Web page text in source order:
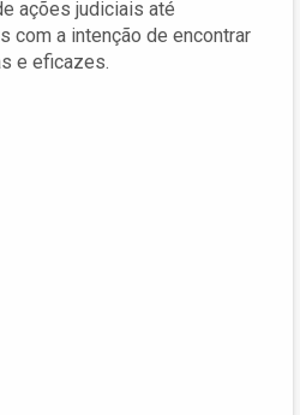
ações judiciais até
com a intenção de encontrar
e eficazes.